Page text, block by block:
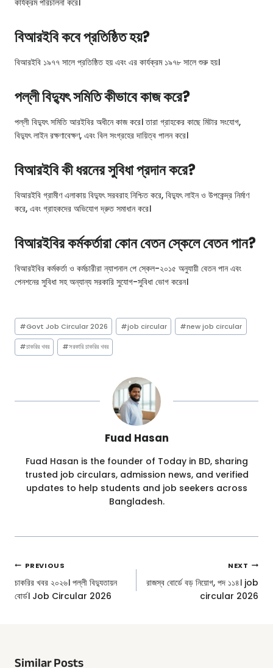
কার্যক্রম পরিচালনা করে।
বিআরইবি কবে প্রতিষ্ঠিত হয়?
বিআরইবি ১৯৭৭ সালে প্রতিষ্ঠিত হয় এবং এর কার্যক্রম ১৯৭৮ সালে শুরু হয়।
পল্লী বিদ্যুৎ সমিতি কীভাবে কাজ করে?
পল্লী বিদ্যুৎ সমিতি আরইবির অধীনে কাজ করে। তারা গ্রাহকের কাছে মিটার সংযোগ,
বিদ্যুৎ লাইন রক্ষণাবেক্ষণ, এবং বিল সংগ্রহের দায়িত্ব পালন করে।
বিআরইবি কী ধরনের সুবিধা প্রদান করে?
বিআরইবি গ্রামীণ এলাকায় বিদ্যুৎ সরবরাহ নিশ্চিত করে, বিদ্যুৎ লাইন ও উপকেন্দ্র নির্মাণ
করে, এবং গ্রাহকদের অভিযোগ দ্রুত সমাধান করে।
বিআরইবির কর্মকর্তারা কোন বেতন স্কেলে বেতন পান?
বিআরইবির কর্মকর্তা ও কর্মচারীরা ন্যাশনাল পে স্কেল-২০১৫ অনুযায়ী বেতন পান এবং
পেনশনের সুবিধা সহ অন্যান্য সরকারি সুযোগ-সুবিধা ভোগ করেন।
Post
Tags:
#Govt Job Circular 2026 #job circular #new job circular
#চাকরির খবর #সরকারি চাকরির খবর
Fuad Hasan
Fuad Hasan is the founder of Today in BD, sharing
trusted job circulars, admission news, and verified
updates to help students and job seekers across
Bangladesh.
Post
Navigation
PREVIOUS
চাকরির খবর ২০২৬। পল্লী বিদ্যুতায়ন
বোর্ড। Job Circular 2026
NEXT
রাজস্ব বোর্ডে বড় নিয়োগ, পদ ১১৪। job
circular 2026
Similar Posts